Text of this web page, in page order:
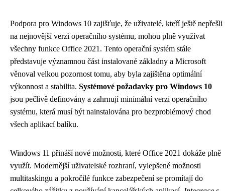
Podpora pro Windows 10 zajišťuje, že uživatelé, kteří ještě nepřešli
na nejnovější verzi operačního systému, mohou plně využívat
všechny funkce Office 2021. Tento operační systém stále
představuje významnou část instalované základny a Microsoft
věnoval velkou pozornost tomu, aby byla zajištěna optimální
výkonnost a stabilita. Systémové požadavky pro Windows 10
jsou pečlivě definovány a zahrnují minimální verzi operačního
systému, která musí být nainstalována pro bezproblémový chod
všech aplikací balíku.
Windows 11 přináší nové možnosti, které Office 2021 dokáže plně
využít. Modernější uživatelské rozhraní, vylepšené možnosti
multitaskingu a pokročilé funkce zabezpečení se promítají do